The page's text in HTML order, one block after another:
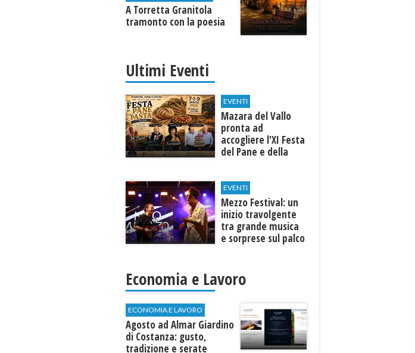
​A Torretta Granitola
tramonto con la poesia
Ultimi Eventi
EVENTI
Mazara del Vallo
pronta ad
accogliere l'XI Festa
del Pane e della
EVENTI
Mezzo Festival: un
inizio travolgente
tra grande musica
e sorprese sul palco
Economia e Lavoro
ECONOMIA E LAVORO
Agosto ad Almar Giardino
di Costanza: gusto,
tradizione e serate